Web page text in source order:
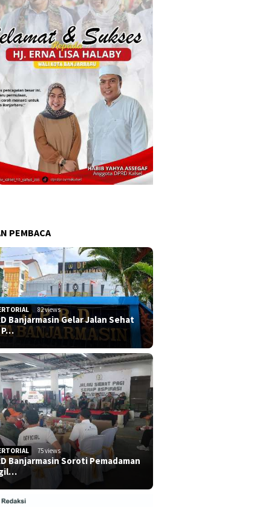
Pencarian Hari Kedua,
Ditemukan
PEMBACA
82 views
Banjarmasin Gelar Jalan Sehat
P…
75 views
Banjarmasin Soroti Pemadaman